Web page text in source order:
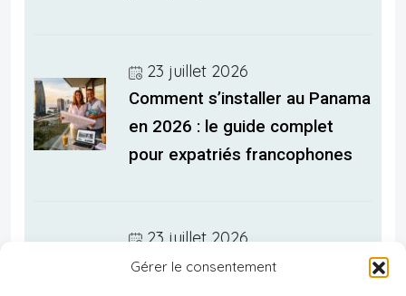
Gérer le consentement
23 juillet 2026
Comment s’installer au Panama
en 2026 : le guide complet
pour expatriés francophones
23 juillet 2026
Checklist complète : 25 points